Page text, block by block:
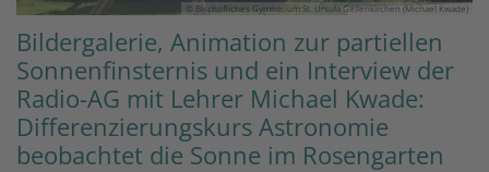
© Bischöfliches Gymnasium St. Ursula Geilenkirchen (Michael Kwade)
Bildergalerie, Animation zur partiellen
Sonnenfinsternis und ein Interview der
Radio-AG mit Lehrer Michael Kwade:
Differenzierungskurs Astronomie
beobachtet die Sonne im Rosengarten